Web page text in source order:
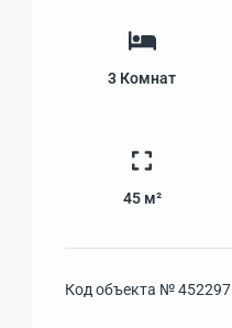
3 Комнат
45 м²
Код объекта №452297